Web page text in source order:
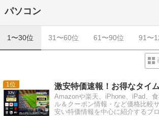
パソコン
1〜30位 31〜60位 61〜90位 91〜
1
Amazonや楽天、iPhone、iPad、
ル＆クーポン情報・など価格比較
安い特価情報を中心に紹介するブロ